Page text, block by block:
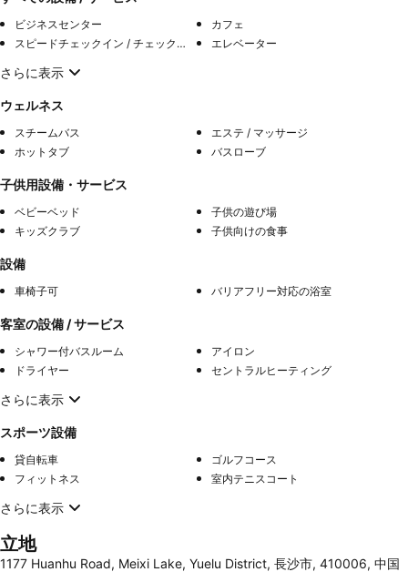
ビジネスセンター
カフェ
スピードチェックイン / チェックアウト
エレベーター
さらに表示
ウェルネス
スチームバス
エステ / マッサージ
ホットタブ
バスローブ
子供用設備・サービス
ベビーベッド
子供の遊び場
キッズクラブ
子供向けの食事
設備
車椅子可 バリアフリー対応の浴室
客室の設備 / サービス
シャワー付バスルーム
アイロン
ドライヤー
セントラルヒーティング
さらに表示
スポーツ設備
貸自転車
ゴルフコース
フィットネス
室内テニスコート
さらに表示
立地
1177 Huanhu Road, Meixi Lake, Yuelu District, 長沙市, 410006, 中国